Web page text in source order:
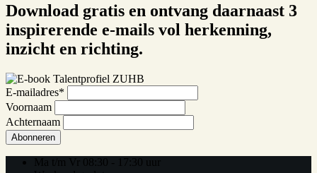
Download gratis en ontvang daarnaast 3
inspirerende e-mails vol herkenning,
inzicht en richting.
E-mailadres*
Voornaam
Achternaam
Abonneren
Ma t/m Vr 08:30 - 17:30 uur